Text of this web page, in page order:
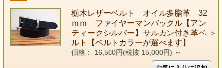
栃木レザーベルト オイル多脂革 32
ｍｍ ファイヤーマンバックル【アン
ティークシルバー】サルカン付き革ベ
ルト【ベルトカラーが選べます】
価格： 16,500円(税抜 15,000円) ～